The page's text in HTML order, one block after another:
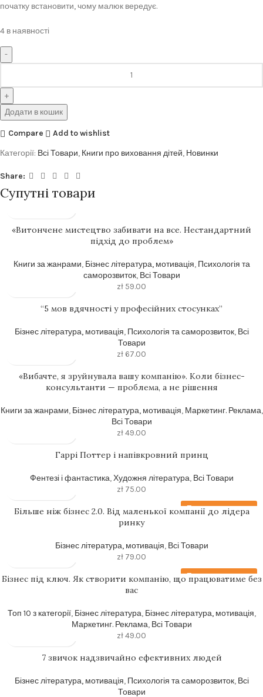
початку встановити, чому малюк вередує.
4 в наявності
Додати в кошик
Compare
Add to wishlist
Категорії: Всі Товари, Книги про виховання дітей, Новинки
Share:
Супутні товари
«Витончене мистецтво забивати на все. Нестандартний
підхід до проблем»
Книги за жанрами, Бізнес література, мотивація, Психологія та
саморозвиток, Всі Товари
zł 59.00
“5 мов вдячності у професійних стосунках”
Бізнес література, мотивація, Психологія та саморозвиток, Всі
Товари
zł 67.00
«Вибачте, я зруйнувала вашу компанію». Коли бізнес-
консультанти — проблема, а не рішення
Книги за жанрами, Бізнес література, мотивація, Маркетинг. Реклама,
Всі Товари
zł49.00
Гаррi Поттер i напiвкровний принц
Фентезі і фантастика,Художня література, Всі Товари
zł 75.00
Передзамовлення
Більше ніж бізнес 2.0. Від маленької компанії до лідера
ринку
Бізнес література, мотивація, Всі Товари
zł 79.00
Передзамовлення
Бізнес під ключ. Як створити компанію, що працюватиме без
вас
Топ 10 з категорії, Бізнес література, Бізнес література, мотивація,
Маркетинг. Реклама, Всі Товари
zł49.00
7 звичок надзвичайно ефективних людей
Бізнес література, мотивація, Психологія та саморозвиток, Всі
Товари